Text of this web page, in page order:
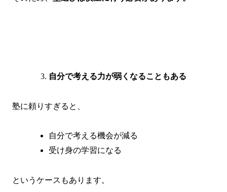
自分で考える力が弱くなることもある
塾に頼りすぎると、
自分で考える機会が減る
受け身の学習になる
というケースもあります。